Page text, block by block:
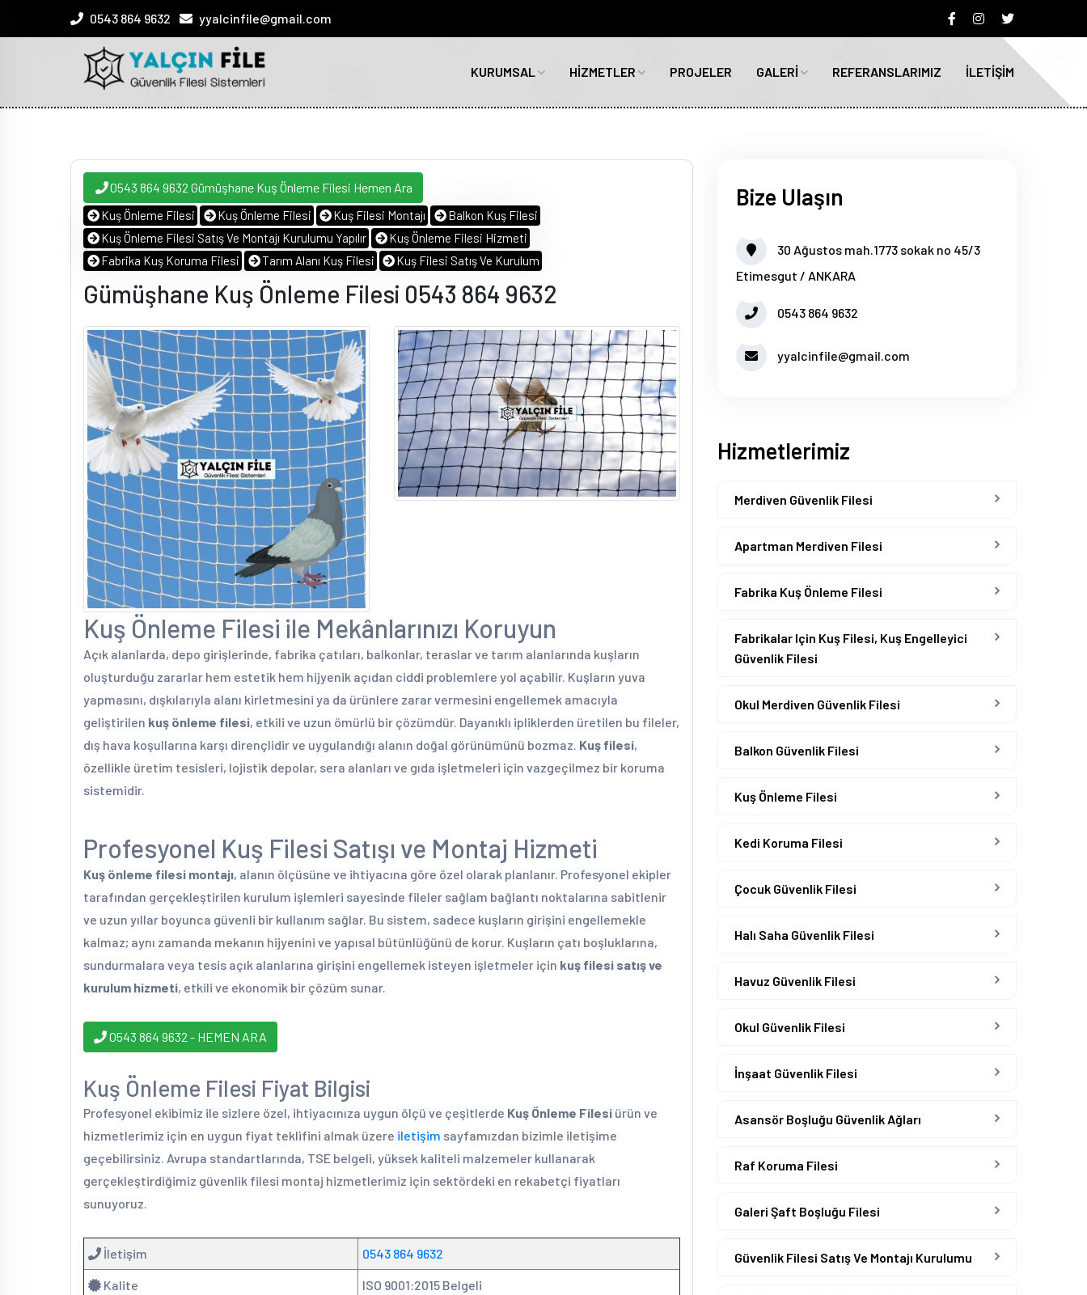
0543 864 9632 yyalcinfile@gmail.com
KURUMSAL HİZMETLER PROJELER GALERİ REFERANSLARIMIZ İLETİŞİM
0543 864 9632 Gümüşhane Kuş Önleme Filesi Hemen Ara
Kuş Önleme Filesi Kuş Önleme Filesi Kuş Filesi Montajı
Balkon Kuş Filesi
Kuş Önleme Filesi Satış Ve Montajı Kurulumu Yapılır
Kuş Önleme Filesi Hizmeti
Fabrika Kuş Koruma Filesi
Tarım Alanı Kuş Filesi Kuş Filesi Satış Ve Kurulum
Gümüşhane Kuş Önleme Filesi 0543 864 9632
Kuş Önleme Filesi ile Mekânlarınızı Koruyun
Açık alanlarda, depo girişlerinde, fabrika çatıları, balkonlar, teraslar ve tarım alanlarında kuşların
oluşturduğu zararlar hem estetik hem hijyenik açıdan ciddi problemlere yol açabilir. Kuşların yuva
yapmasını, dışkılarıyla alanı kirletmesini ya da ürünlere zarar vermesini engellemek amacıyla
geliştirilen kuş önleme filesi, etkili ve uzun ömürlü bir çözümdür. Dayanıklı ipliklerden üretilen bu fileler,
dış hava koşullarına karşı dirençlidir ve uygulandığı alanın doğal görünümünü bozmaz. Kuş filesi,
özellikle üretim tesisleri, lojistik depolar, sera alanları ve gıda işletmeleri için vazgeçilmez bir koruma
sistemidir.
Profesyonel Kuş Filesi Satışı ve Montaj Hizmeti
Kuş önleme filesi montajı, alanın ölçüsüne ve ihtiyacına göre özel olarak planlanır. Profesyonel ekipler
tarafından gerçekleştirilen kurulum işlemleri sayesinde fileler sağlam bağlantı noktalarına sabitlenir
ve uzun yıllar boyunca güvenli bir kullanım sağlar. Bu sistem, sadece kuşların girişini engellemekle
kalmaz; aynı zamanda mekanın hijyenini ve yapısal bütünlüğünü de korur. Kuşların çatı boşluklarına,
sundurmalara veya tesis açık alanlarına girişini engellemek isteyen işletmeler için kuş filesi satış ve
kurulum hizmeti, etkili ve ekonomik bir çözüm sunar.
0543 864 9632 - HEMEN ARA
Kuş Önleme Filesi Fiyat Bilgisi
Profesyonel ekibimiz ile sizlere özel, ihtiyacınıza uygun ölçü ve çeşitlerde Kuş Önleme Filesi ürün ve
hizmetlerimiz için en uygun fiyat teklifini almak üzere iletişim sayfamızdan bizimle iletişime
geçebilirsiniz. Avrupa standartlarında, TSE belgeli, yüksek kaliteli malzemeler kullanarak
gerçekleştirdiğimiz güvenlik filesi montaj hizmetlerimiz için sektördeki en rekabetçi fiyatları
sunuyoruz.
İletişim 0543 864 9632
Kalite ISO 9001:2015 Belgeli
Bize Ulaşın
30 Ağustos mah.1773 sokak no 45/3
Etimesgut / ANKARA
0543 864 9632
yyalcinfile@gmail.com
Hizmetlerimiz
Merdiven Güvenlik Filesi
Apartman Merdiven Filesi
Fabrika Kuş Önleme Filesi
Fabrikalar Için Kuş Filesi, Kuş Engelleyici
Güvenlik Filesi
Okul Merdiven Güvenlik Filesi
Balkon Güvenlik Filesi
Kuş Önleme Filesi
Kedi Koruma Filesi
Çocuk Güvenlik Filesi
Halı Saha Güvenlik Filesi
Havuz Güvenlik Filesi
Okul Güvenlik Filesi
İnşaat Güvenlik Filesi
Asansör Boşluğu Güvenlik Ağları
Raf Koruma Filesi
Galeri Şaft Boşluğu Filesi
Güvenlik Filesi Satış Ve Montajı Kurulumu